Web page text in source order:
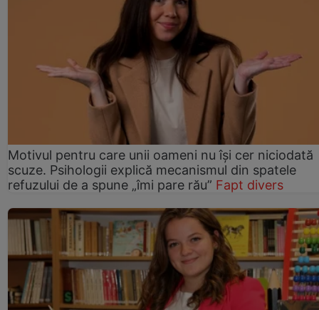
Motivul pentru care unii oameni nu își cer niciodată
scuze. Psihologii explică mecanismul din spatele
refuzului de a spune „îmi pare rău” Fapt divers